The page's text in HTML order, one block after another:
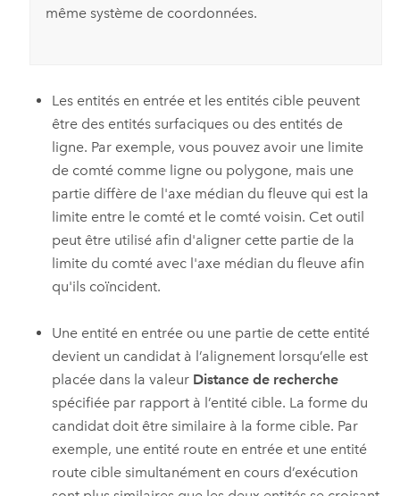
même système de coordonnées.
Les entités en entrée et les entités cible peuvent
être des entités surfaciques ou des entités de
ligne. Par exemple, vous pouvez avoir une limite
de comté comme ligne ou polygone, mais une
partie diffère de l'axe médian du fleuve qui est la
limite entre le comté et le comté voisin. Cet outil
peut être utilisé afin d'aligner cette partie de la
limite du comté avec l'axe médian du fleuve afin
qu'ils coïncident.
Une entité en entrée ou une partie de cette entité
devient un candidat à l’alignement lorsqu’elle est
placée dans la valeur Distance de recherche
spécifiée par rapport à l’entité cible. La forme du
candidat doit être similaire à la forme cible. Par
exemple, une entité route en entrée et une entité
route cible simultanément en cours d’exécution